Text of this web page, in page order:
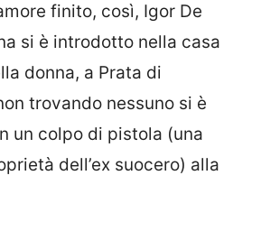
finito, così, Igor De
si è introdotto nella casa
donna, a Prata di
trovando nessuno si è
un colpo di pistola (una
dell’ex suocero) alla